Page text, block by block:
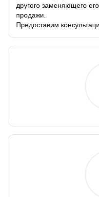
другого заменяющего
продажи.
Предоставим